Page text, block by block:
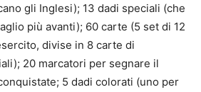
gli Inglesi); 13 dadi speciali (che
più avanti); 60 carte (5 set di 12
divise in 8 carte di
20 marcatori per segnare il
5 dadi colorati (uno per